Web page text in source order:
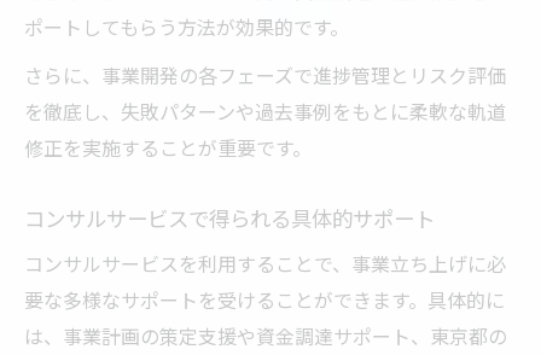
ポートしてもらう方法が効果的です。
さらに、事業開発の各フェーズで進捗管理とリスク評価
を徹底し、失敗パターンや過去事例をもとに柔軟な軌道
修正を実施することが重要です。
コンサルサービスで得られる具体的サポート
コンサルサービスを利用することで、事業立ち上げに必
要な多様なサポートを受けることができます。具体的に
は、事業計画の策定支援や資金調達サポート、東京都の